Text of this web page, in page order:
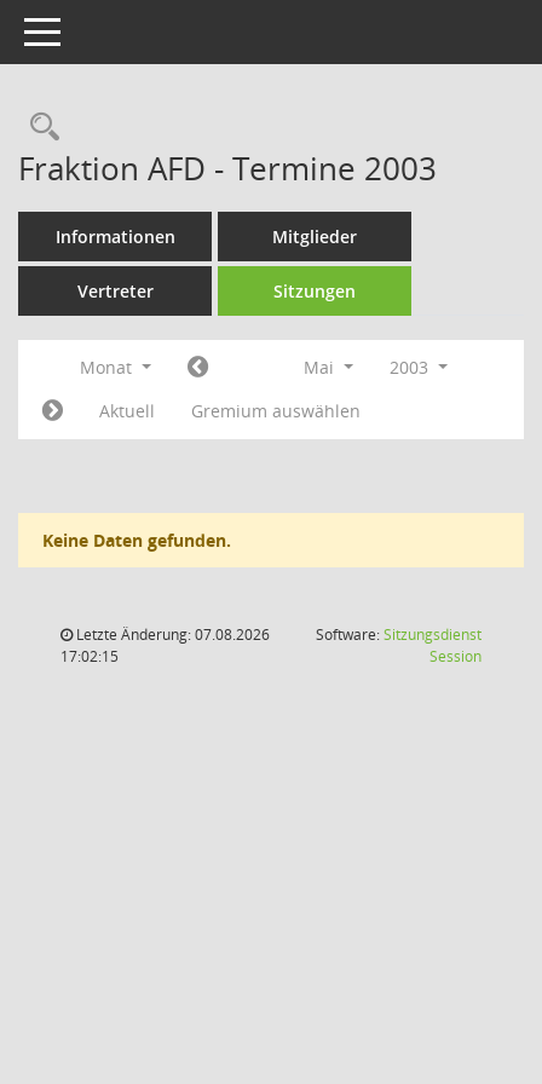
Toggle navigation
Rechercheauswahl
Fraktion AFD - Termine 2003
Informationen Mitglieder
Vertreter Sitzungen
Monat Mai
2003
Aktuell
Gremium auswählen
Keine Daten gefunden.
Letzte Änderung: 07.08.2026
17:02:15
Software:Sitzungsdienst
Session(Wird in